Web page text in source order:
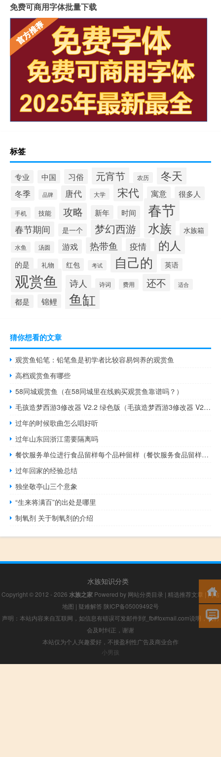
免费可商用字体批量下载
标签
专业 中国 习俗 元宵节 农历 冬天
冬季 品牌 唐代 大学 宋代 寓意 很多人
手机 技能 攻略 新年 时间 春节
春节期间 是一个 梦幻西游 水族 水族箱
水鱼 汤圆 游戏 热带鱼 疫情 的人
的是 礼物 红包 考试 自己的 英语
观赏鱼 诗人 诗词 费用 还不 适合
都是 锦鲤 鱼缸
猜你想看的文章
观赏鱼铅笔：铅笔鱼是初学者比较容易饲养的观赏鱼
高档观赏鱼有哪些
58同城观赏鱼（在58同城里在线购买观赏鱼靠谱吗？）
毛孩造梦西游3修改器 V2.2 绿色版（毛孩造梦西游3修改器 V2.2 绿色版功能简介）
过年的时候歌曲怎么唱好听
过年山东回浙江需要隔离吗
餐饮服务单位进行食品留样每个品种留样（餐饮服务食品留样的要求有哪些 答案）
过年回家的经验总结
独坐敬亭山三个意象
“生来将满百”的出处是哪里
制氧剂 关于制氧剂的介绍
水族知识分类
Copyright © 2012 - 2026 水族之家 Powered by 网站分类目录 | 精选推荐文章 |网站
地图 | 疑难解答 陕ICP备05009492号
声明：本站内容来自互联网，如信息有错误可发邮件到f_fb#foxmail.com说明，我们
会及时纠正，谢谢
本站仅为个人兴趣爱好，不接盈利性广告及商业合作
小男孩